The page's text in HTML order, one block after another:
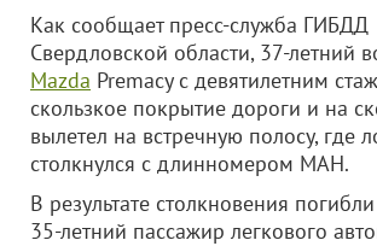
Как сообщает пресс-служба ГИБДД
Свердловской области, 37-летний
Mazda Premacy с девятилетним
скользкое покрытие дороги и на
вылетел на встречную полосу, где
столкнулся с длинномером МАН.
В результате столкновения
35-летний пассажир легкового